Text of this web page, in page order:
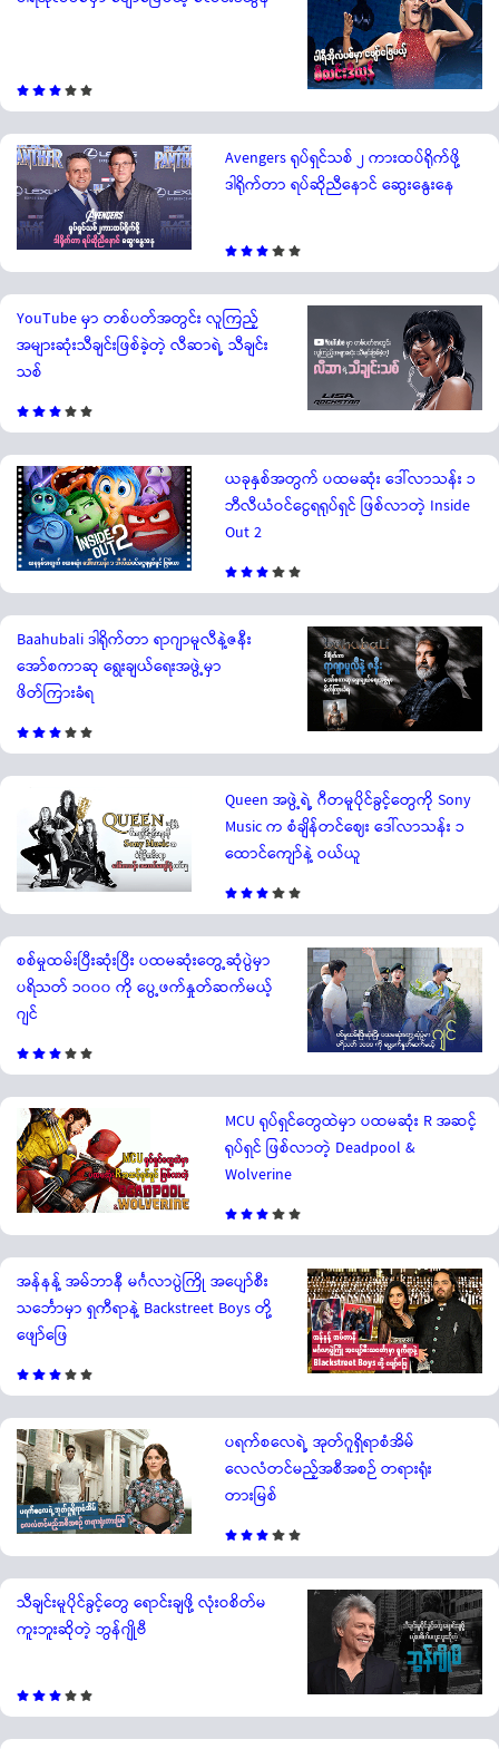
Avengers ရုပ်ရှင်သစ် ၂ ကားထပ်ရိုက်ဖို့
ဒါရိုက်တာ ရပ်ဆိုညီနောင် ဆွေးနွေးနေ
YouTube မှာ တစ်ပတ်အတွင်း လူကြည့်
အများဆုံးသီချင်းဖြစ်ခဲ့တဲ့ လီဆာရဲ့ သီချင်း
သစ်
ယခုနှစ်အတွက် ပထမဆုံး ဒေါ်လာသန်း ၁
ဘီလီယံဝင်ငွေရရုပ်ရှင် ဖြစ်လာတဲ့ Inside
Out 2
Baahubali ဒါရိုက်တာ ရာဂျာမူလီနဲ့ဇနီး
အော်စကာဆု ရွေးချယ်ရေးအဖွဲ့မှာ
ဖိတ်ကြားခံရ
Queen အဖွဲ့ရဲ့ ဂီတမူပိုင်ခွင့်တွေကို Sony
Music က စံချိန်တင်ဈေး ဒေါ်လာသန်း ၁
ထောင်ကျော်နဲ့ ဝယ်ယူ
စစ်မှုထမ်းပြီးဆုံးပြီး ပထမဆုံးတွေ့ဆုံပွဲမှာ
ပရိသတ် ၁၀၀၀ ကို ပွေ့ဖက်နှုတ်ဆက်မယ့်
ဂျင်
MCU ရုပ်ရှင်တွေထဲမှာ ပထမဆုံး R အဆင့်
ရုပ်ရှင် ဖြစ်လာတဲ့ Deadpool &
Wolverine
အန်နန့် အမ်ဘာနီ မင်္ဂလာပွဲကြို အပျော်စီး
သင်္ဘောမှာ ရှကီရာနဲ့ Backstreet Boys တို့
ဖျော်ဖြေ
ပရက်စလေရဲ့ အုတ်ဂူရှိရာစံအိမ်
လေလံတင်မည့်အစီအစဉ် တရားရုံး
တားမြစ်
သီချင်းမူပိုင်ခွင့်တွေ ရောင်းချဖို့ လုံးဝစိတ်မ
ကူးဘူးဆိုတဲ့ ဘွန်ဂျိုဗီ